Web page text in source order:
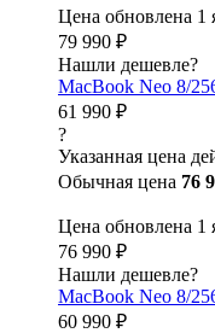
Цена обновлена 1
79 990 ₽
Нашли дешевле?
MacBook Neo 8/
61 990 ₽
?
Указанная цена
Обычная цена 76
Цена обновлена 1
76 990 ₽
Нашли дешевле?
MacBook Neo 8/
60 990 ₽